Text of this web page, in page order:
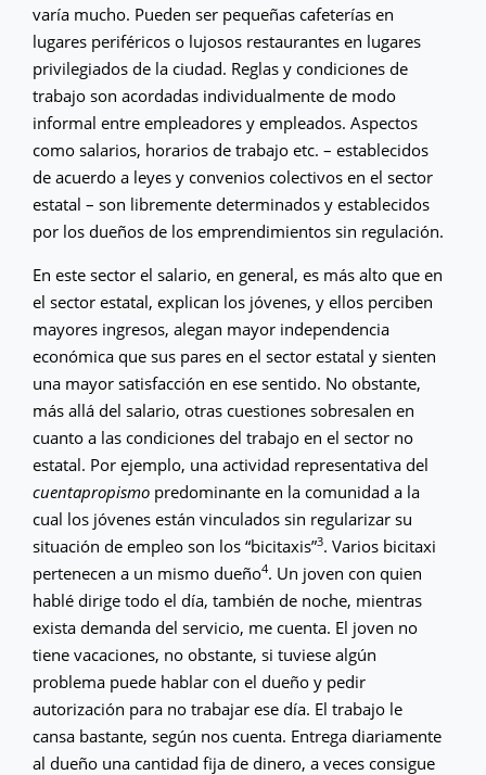
varía mucho. Pueden ser pequeñas cafeterías en
lugares periféricos o lujosos restaurantes en lugares
privilegiados de la ciudad. Reglas y condiciones de
trabajo son acordadas individualmente de modo
informal entre empleadores y empleados. Aspectos
como salarios, horarios de trabajo etc. – establecidos
de acuerdo a leyes y convenios colectivos en el sector
estatal – son libremente determinados y establecidos
por los dueños de los emprendimientos sin regulación.
En este sector el salario, en general, es más alto que en
el sector estatal, explican los jóvenes, y ellos perciben
mayores ingresos, alegan mayor independencia
económica que sus pares en el sector estatal y sienten
una mayor satisfacción en ese sentido. No obstante,
más allá del salario, otras cuestiones sobresalen en
cuanto a las condiciones del trabajo en el sector no
estatal. Por ejemplo, una actividad representativa del
cuentapropismo predominante en la comunidad a la
cual los jóvenes están vinculados sin regularizar su
situación de empleo son los “bicitaxis”3. Varios bicitaxi
pertenecen a un mismo dueño4. Un joven con quien
hablé dirige todo el día, también de noche, mientras
exista demanda del servicio, me cuenta. El joven no
tiene vacaciones, no obstante, si tuviese algún
problema puede hablar con el dueño y pedir
autorización para no trabajar ese día. El trabajo le
cansa bastante, según nos cuenta. Entrega diariamente
al dueño una cantidad fija de dinero, a veces consigue